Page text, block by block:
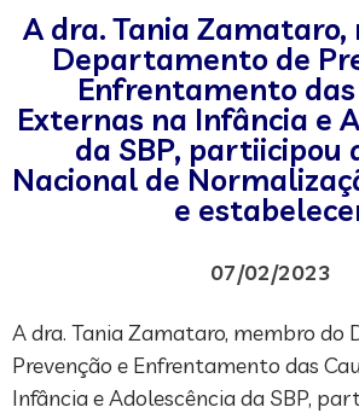
A dra. Tania
Departamento de
Enfrentamento das
Externas na Infância e
da SBP, partiicipou
Nacional de
e
07/02/2023
A dra. Tania Zamataro, membro
Prevenção e Enfrentamento das
Infância e Adolescência da SBP,